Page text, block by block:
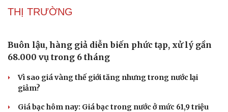
THỊ TRƯỜNG
Buôn lậu, hàng giả diễn biến phức tạp, xử lý gần
68.000 vụ trong 6 tháng
Vì sao giá vàng thế giới tăng nhưng trong nước lại
giảm?
Giá bạc hôm nay: Giá bạc trong nước ở mức 61,9 triệu